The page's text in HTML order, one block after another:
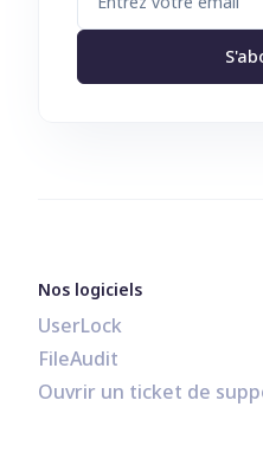
Nos logiciels
UserLock
FileAudit
Ouvrir un ticket de